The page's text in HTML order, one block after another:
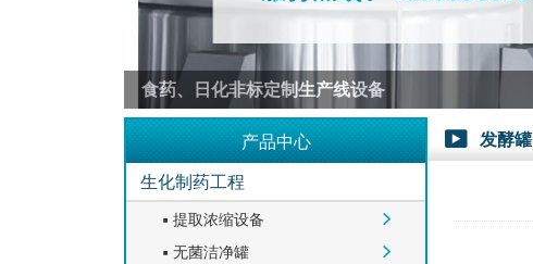
食药、日化非标定制生产线设备
产品中心
生化制药工程
 提取浓缩设备 
 无菌洁净罐 
 发酵罐